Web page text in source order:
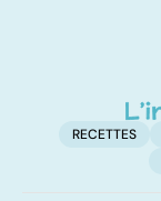
RECETTES